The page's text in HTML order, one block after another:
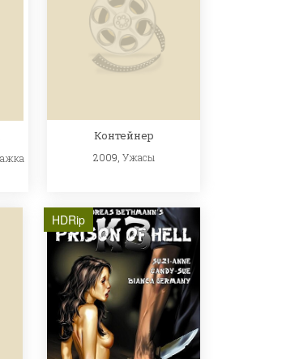
Контейнер
2009, Ужасы
HDRip